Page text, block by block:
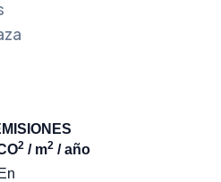
2 / m2 / año
En